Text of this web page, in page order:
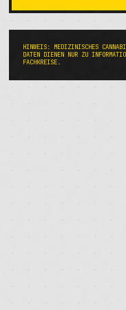
HINWEIS: MEDIZINISCHES
DATEN DIENEN NUR ZU
FACHKREISE.